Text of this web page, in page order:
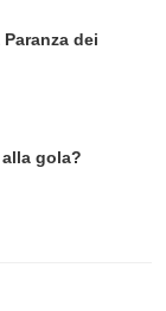
dei
gola?